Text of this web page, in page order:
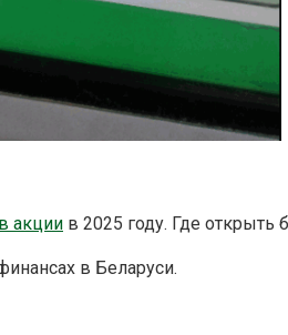
акции в 2025 году. Где открыть
в Беларуси.